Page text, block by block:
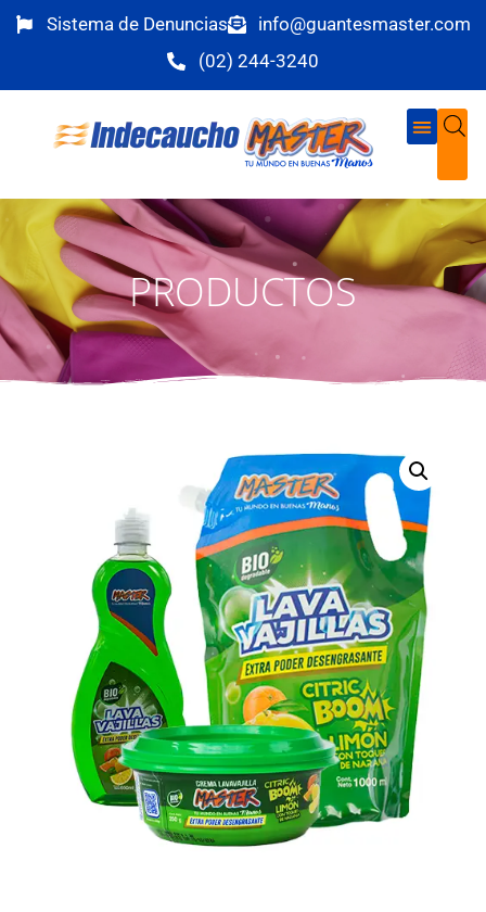
Sistema de Denuncias
info@guantesmaster.com
(02) 244-3240
PRODUCTOS